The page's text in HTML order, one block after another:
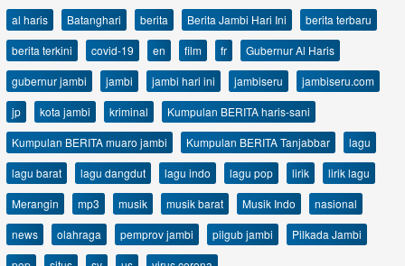
al haris Batanghari berita Berita Jambi Hari Ini
berita terbaru
berita terkini
covid-19 en film fr
Gubernur Al Haris
gubernur jambi
jambi jambi hari ini jambiseru
jambiseru.com
jp
kota jambi kriminal
Kumpulan BERITA haris-sani
Kumpulan BERITA muaro jambi
Kumpulan BERITA Tanjabbar
lagu
lagu barat
lagu dangdut lagu indo lagu pop lirik
lirik lagu
Merangin
mp3 musik musik barat Musik Indo
nasional
news
olahraga pemprov jambi pilgub jambi
Pilkada Jambi